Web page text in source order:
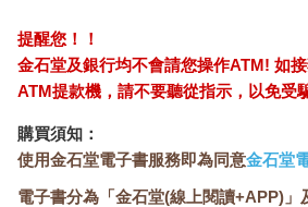
提醒您！！
金石堂及銀行均不會請您操作ATM! 如
ATM提款機，請不要聽從指示，以免受
購買須知：
使用金石堂電子書服務即為同意金石堂
電子書分為「金石堂(線上閱讀+APP)」